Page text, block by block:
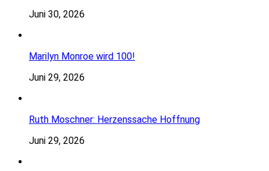
Juni 30, 2026
Marilyn Monroe wird 100!
Juni 29, 2026
Ruth Moschner: Herzenssache Hoffnung
Juni 29, 2026